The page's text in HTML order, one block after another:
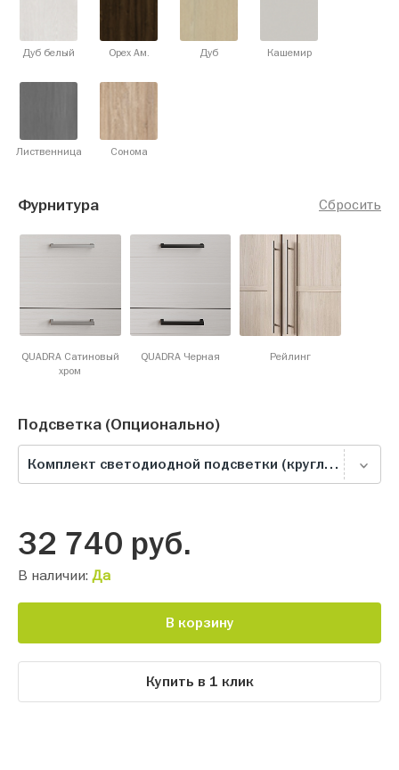
Дуб белый Орех Ам. Дуб Кашемир
Лиственница Сонома
Сбросить
Фурнитура
QUADRA Сатиновый
хром
QUADRA Черная Рейлинг
Подсветка (Опционально)
Комплект светодиодной подсветки (круглый светильник), белая
32 740 руб.
В наличии: Да
В корзину
Купить в 1 клик